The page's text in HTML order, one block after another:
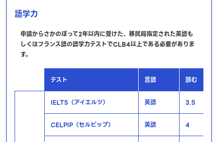
語学力
申請からさかのぼって2年以内に受けた、移民局指定された英語も
しくはフランス語の語学力テストでCLB4以上である必要がありま
す。
テスト 言語 読む
IELTS（アイエルツ） 英語 3.5
CELPIP（セルピップ） 英語 4